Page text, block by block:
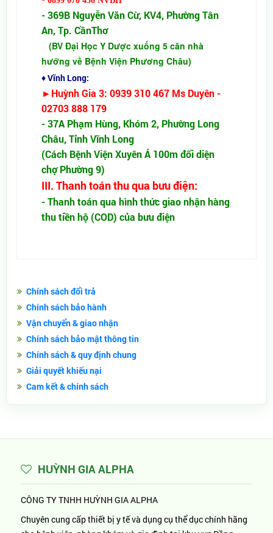
- 369B Nguyễn Văn Cừ, KV4, Phường Tân
An, Tp. CầnThơ
(BV Đại Học Y Dược xuống 5 căn nhà
hướng về Bệnh Viện Phương Châu)
♦ Vĩnh Long:
►Huỳnh Gia 3: 0939 310 467 Ms Duyên -
02703 888 179
- 37A Phạm Hùng, Khóm 2, Phường Long
Châu, Tỉnh Vĩnh Long
(Cách Bệnh Viện Xuyên Á 100m đối diện
chợ Phường 9)
III. Thanh toán thu qua bưu điện:
- Thanh toán qua hình thức giao nhận hàng
thu tiền hộ (COD) của bưu điện
Chính sách đổi trả
Chính sách bảo hành
Vận chuyển & giao nhận
Chính sách bảo mật thông tin
Chính sách & quy định chung
Giải quyết khiếu nại
Cam kết & chính sách
HUỲNH GIA ALPHA
CÔNG TY TNHH HUỲNH GIA ALPHA
Chuyên cung cấp thiết bị y tế và dụng cụ thể dục chính hãng